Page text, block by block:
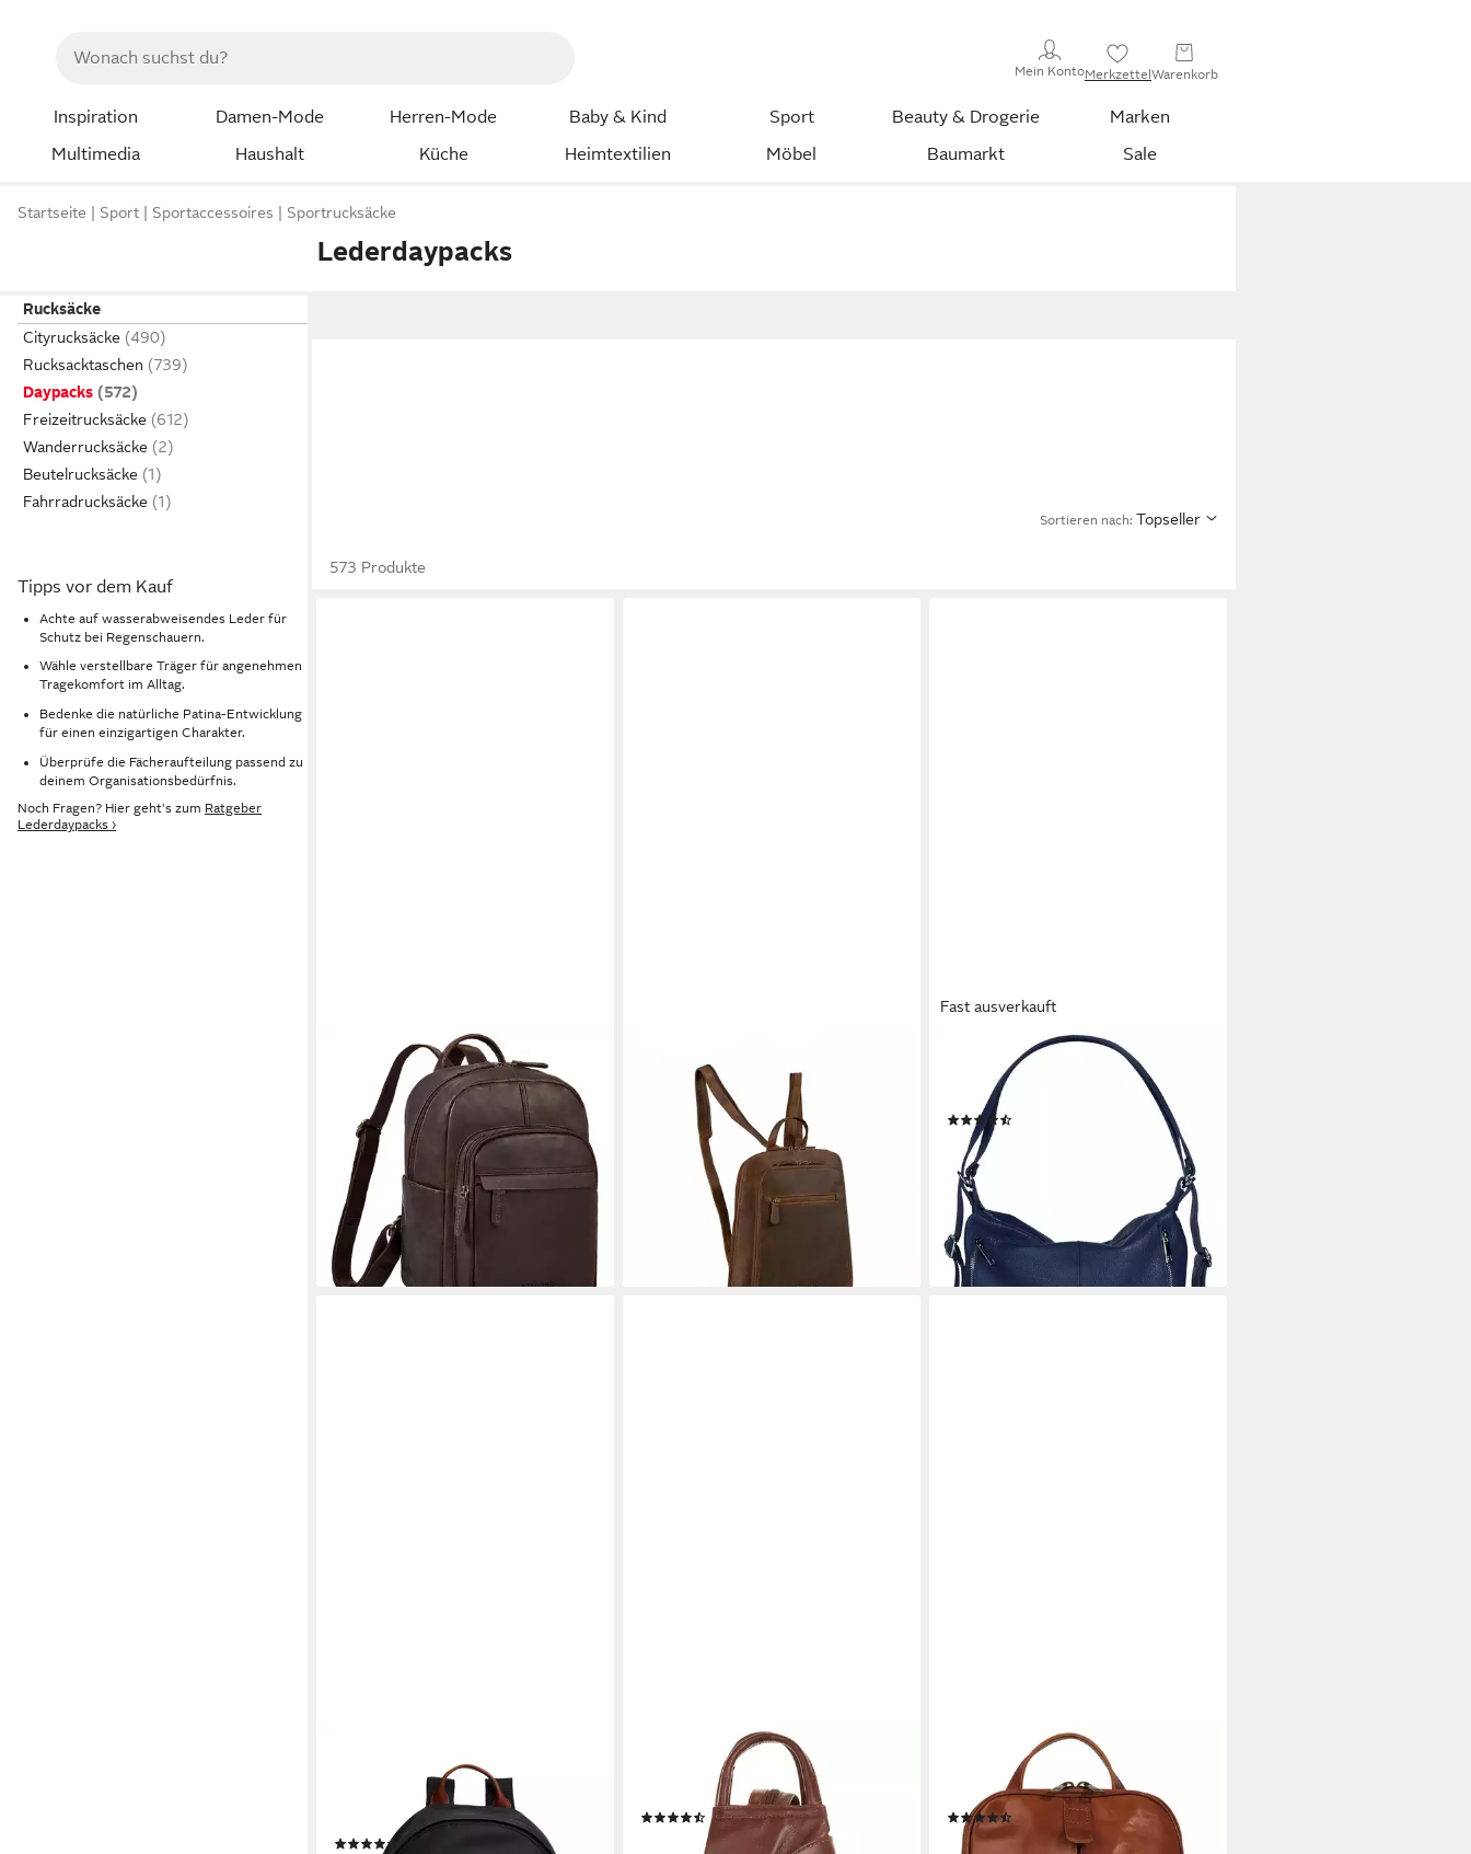
Mein KontoMerkzettelWarenkorb
Inspiration Damen-Mode Herren-Mode Baby & Kind Sport Beauty & Drogerie
Marken
Multimedia
Haushalt Küche Heimtextilien Möbel Baumarkt Sale
Startseite Sport Sportaccessoires Sportrucksäcke
Lederdaypacks
Rucksäcke
Cityrucksäcke
Rucksacktaschen
Daypacks
Freizeitrucksäcke
Wanderrucksäcke
Beutelrucksäcke
Fahrradrucksäcke
Tipps vor dem Kauf
Achte auf wasserabweisendes Leder für
Schutz bei Regenschauern.
Wähle verstellbare Träger für angenehmen
Tragekomfort im Alltag.
Bedenke die natürliche Patina-Entwicklung
für einen einzigartigen Charakter.
Überprüfe die Fächeraufteilung passend zu
deinem Organisationsbedürfnis.
Noch Fragen? Hier geht's zum Ratgeber
Lederdaypacks ›
Sortieren nach: Topseller
573 Produkte
Cityrucksack "Dolores"
Lederrucksack Damen Echtleder
Klein
129,90 €
UVP 147,90 €
-12%
lieferbar - in 2-3 Werktagen bei dir
Cityrucksack "Millie" Kleiner
Echtleder City Rucksack für Damen,
Lederrucksack mit Reißverschluss,
Schnallen & Anti Diebstahl Fach
UVP124,90 €
lieferbar - in 2-3 Werktagen bei dir
Fast ausverkauft
SAMANTHA LOOK
Cityrucksack, echt Leder, Made in
79,95 €
lieferbar - in 1-2 Werktagen bei dir
Cityrucksack POPETTE,
Freizeitrucksack, Schulrucksack mit
TH-Logoemblem
(1)
Cityrucksack, echt Leder, Made in
(81)
Tagesrucksack, echt Leder, Made in
89,95 €